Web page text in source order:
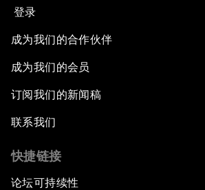
登录
成为我们的合作伙伴
成为我们的会员
订阅我们的新闻稿
联系我们
快捷链接
论坛可持续性